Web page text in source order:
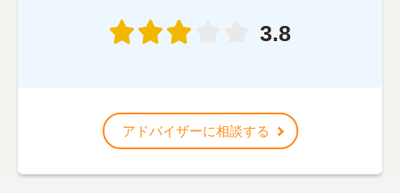
3.8
アドバイザーに相談する